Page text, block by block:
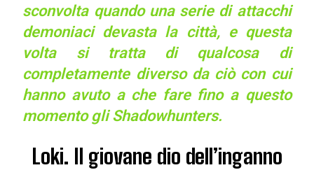
sconvolta quando una serie di attacchi
demoniaci devasta la città, e questa
volta si tratta di qualcosa di
completamente diverso da ciò con cui
hanno avuto a che fare fino a questo
momento gli Shadowhunters.
Loki. Il giovane dio dell’inganno